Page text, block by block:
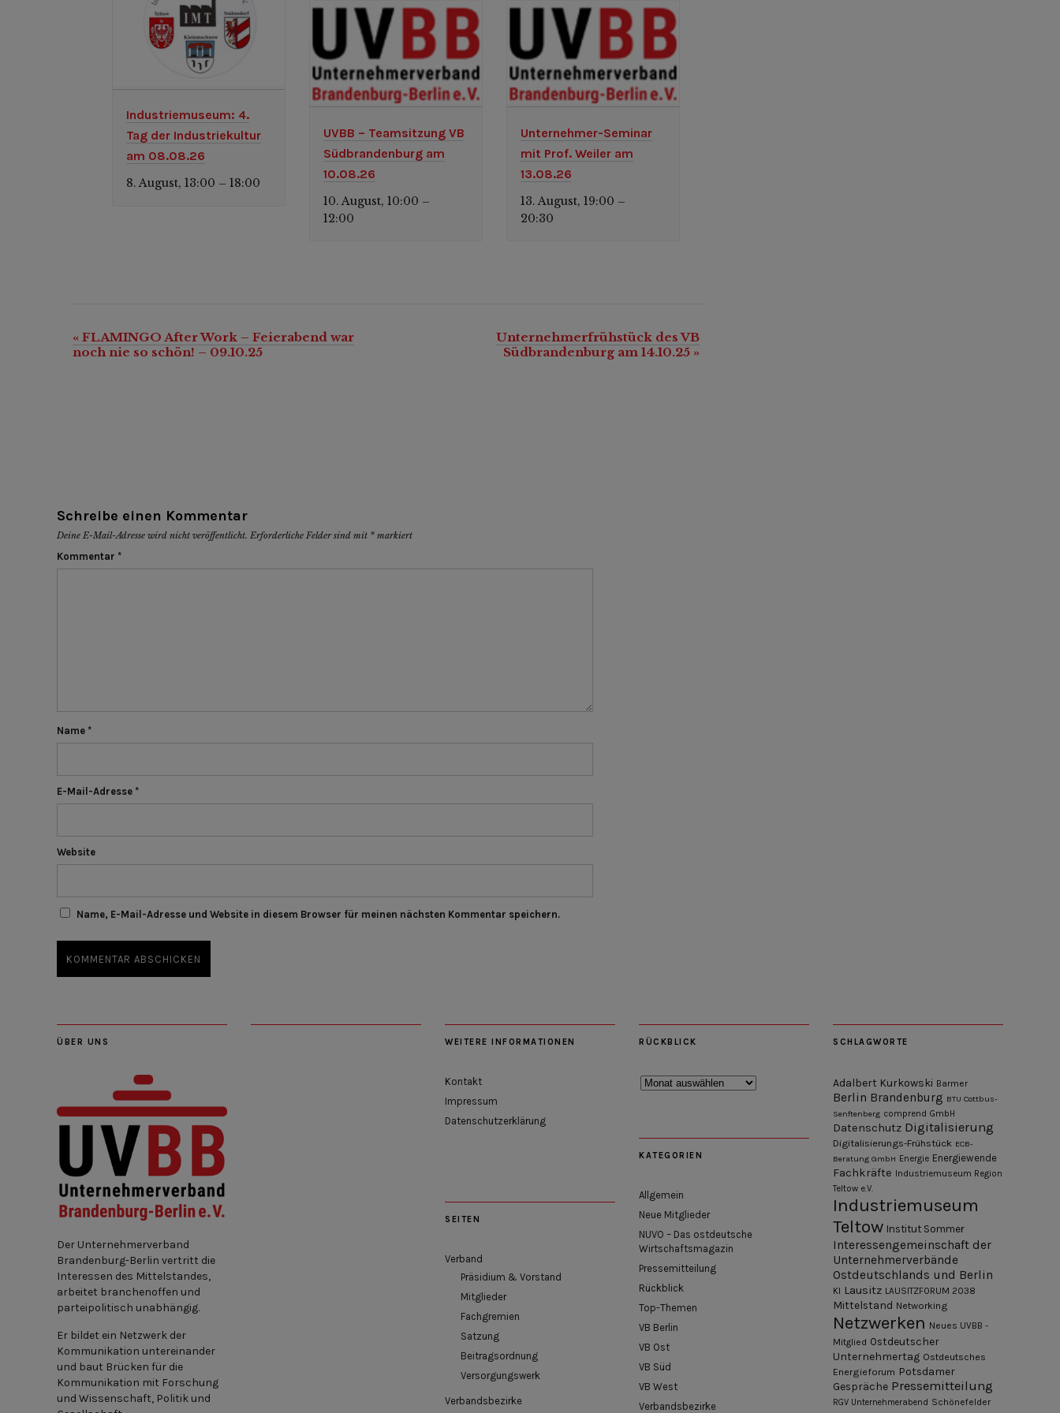
Industriemuseum: 4.
Tag der Industriekultur
am 08.08.26
8. August, 13:00 –18:00
UVBB – Teamsitzung VB
Südbrandenburg am
10.08.26
10. August, 10:00 –
12:00
Unternehmer-Seminar
mit Prof. Weiler am
13.08.26
13. August, 19:00 –
20:30
Veranstaltung-
Navigation
« FLAMINGO After Work – Feierabend war
noch nie so schön! – 09.10.25
Unternehmerfrühstück des VB
Südbrandenburg am 14.10.25 »
Schreibe einen Kommentar
Deine E-Mail-Adresse wird nicht veröffentlicht. Erforderliche Felder sind mit * markiert
Kommentar *
Name *
E-Mail-Adresse *
Website
Name, E-Mail-Adresse und Website in diesem Browser für meinen nächsten Kommentar speichern.
ÜBER UNS
Der Unternehmerverband
Brandenburg-Berlin vertritt die
Interessen des Mittelstandes,
arbeitet branchenoffen und
parteipolitisch unabhängig.
Er bildet ein Netzwerk der
Kommunikation untereinander
und baut Brücken für die
Kommunikation mit Forschung
und Wissenschaft, Politik und
WEITERE INFORMATIONEN
Kontakt
Impressum
Datenschutzerklärung
SEITEN
Verband
Präsidium & Vorstand
Mitglieder
Fachgremien
Satzung
Beitragsordnung
Versorgungswerk
Verbandsbezirke
RÜCKBLICK
Rückblick
KATEGORIEN
Allgemein
Neue Mitglieder
NUVO – Das ostdeutsche
Wirtschaftsmagazin
Pressemitteilung
Rückblick
Top-Themen
VB Berlin
VB Ost
VB Süd
VB West
Verbandsbezirke
SCHLAGWORTE
Adalbert Kurkowski Barmer
Berlin Brandenburg BTU Cottbus-
Senftenberg comprend GmbH
Datenschutz Digitalisierung
Digitalisierungs-Frühstück ECB-
Beratung GmbH Energie Energiewende
Fachkräfte
Industriemuseum Region
Teltow e.V.
Industriemuseum
Teltow Institut Sommer
Interessengemeinschaft der
Unternehmerverbände
Ostdeutschlands und Berlin
KI Lausitz LAUSITZFORUM 2038
Mittelstand Networking
Netzwerken Neues UVBB -
Mitglied Ostdeutscher
Unternehmertag Ostdeutsches
Energieforum Potsdamer
Gespräche Pressemitteilung
RGV Unternehmerabend Schönefelder